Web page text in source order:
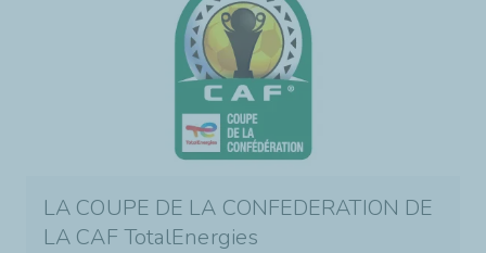
LA COUPE DE LA CONFEDERATION DE
LA CAF TotalEnergies